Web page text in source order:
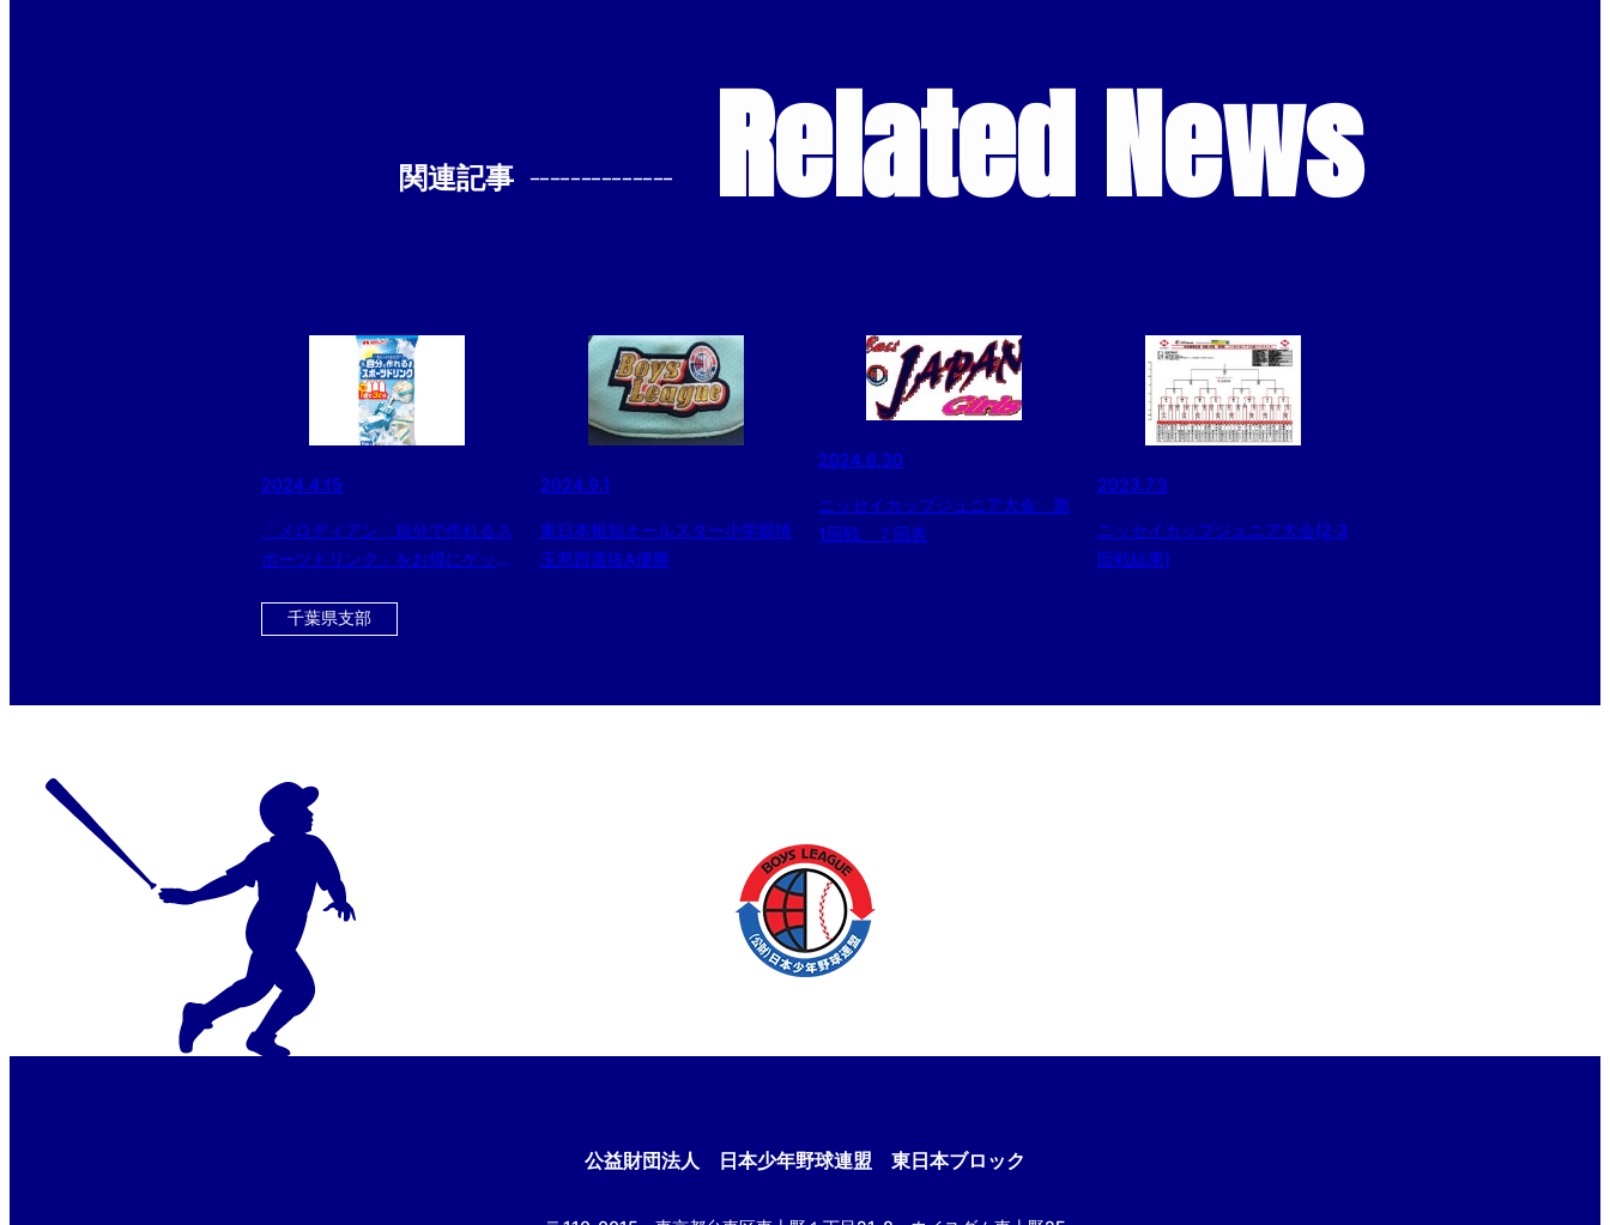
関連記事 -------------- Related News
2024.4.15
「メロディアン 自分で作れるス
ポーツドリンク」をお得にゲット
に黒酢ドリンクのおまけ付
千葉県支部
2024.9.1
東日本報知オールスター小学部埼
玉県西選抜A優勝
2024.6.30
ニッセイカップジュニア大会 第
1回戦 ７回表
2023.7.3
ニッセイカップジュニア大会(2·3
回戦結果)
公益財団法人 日本少年野球連盟 東日本ブロック